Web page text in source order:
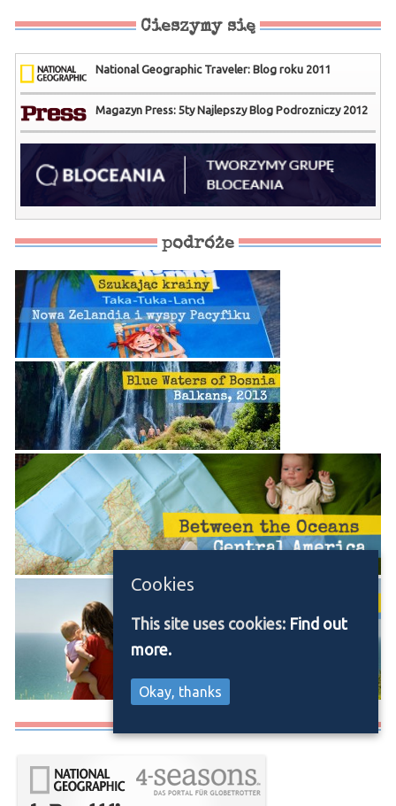
Cieszymy się
National Geographic Traveler: Blog roku 2011
Magazyn Press: 5ty Najlepszy Blog Podrozniczy 2012
podróże
Cookies
This site uses cookies: Find out
more.
Okay, thanks